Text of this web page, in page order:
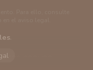
.
GROUPS